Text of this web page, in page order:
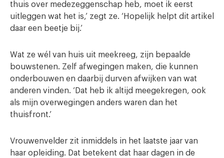
thuis over medezeggenschap heb, moet ik eerst
uitleggen wat het is,’ zegt ze. ‘Hopelijk helpt dit artikel
daar een beetje bij.’
Wat ze wél van huis uit meekreeg, zijn bepaalde
bouwstenen. Zelf afwegingen maken, die kunnen
onderbouwen en daarbij durven afwijken van wat
anderen vinden. ‘Dat heb ik altijd meegekregen, ook
als mijn overwegingen anders waren dan het
thuisfront.’
Vrouwenvelder zit inmiddels in het laatste jaar van
haar opleiding. Dat betekent dat haar dagen in de